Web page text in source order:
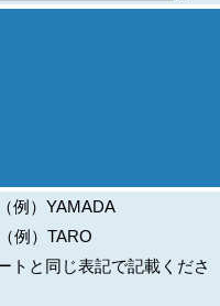
（例）YAMADA
（例）TARO
トと同じ表記で記載くださ